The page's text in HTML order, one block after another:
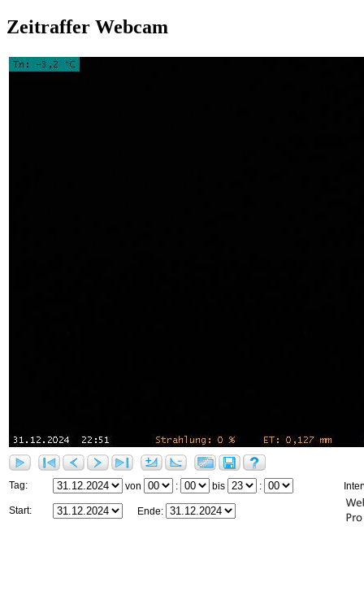
Zeitraffer Webcam
Tag: von : bis :
Start: Ende: